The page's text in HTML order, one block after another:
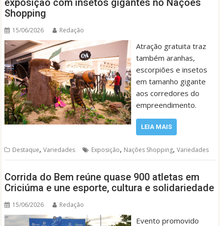
exposição com insetos gigantes no Nações
Shopping
15/06/2026 Redação
Atração gratuita traz
também aranhas,
escorpiões e insetos
em tamanho gigante
aos corredores do
empreendimento.
LEIA MAIS
Destaque,Variedades Exposição, Nações Shopping,Variedades
Corrida do Bem reúne quase 900 atletas em
Criciúma e une esporte, cultura e solidariedade
15/06/2026 Redação
Evento promovido